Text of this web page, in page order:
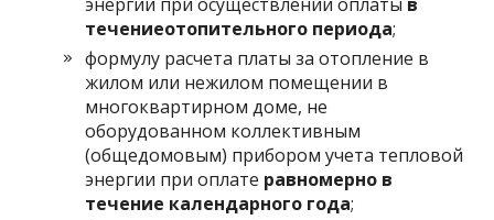
течениеотопительного периода;
формулу расчета платы за отопление в
жилом или нежилом помещении в
многоквартирном доме, не
оборудованном коллективным
(общедомовым) прибором учета тепловой
энергии при оплате равномерно в
течение календарного года;